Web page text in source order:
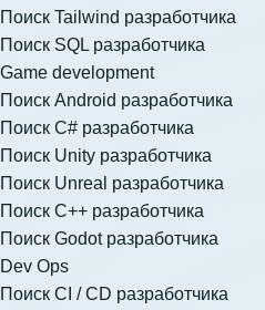
Поиск Tailwind разработчика
Поиск SQL разработчика
Game development
Поиск Android разработчика
Поиск C# разработчика
Поиск Unity разработчика
Поиск Unreal разработчика
Поиск C++ разработчика
Поиск Godot разработчика
Dev Ops
Поиск CI / CD разработчика